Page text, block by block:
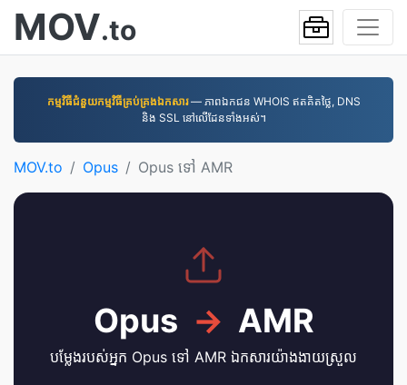
MOV.to
កម្មវិធី​ជំនួយ​កម្មវិធី​គ្រប់គ្រង​ឯកសារ— ភាពឯកជន WHOIS ឥតគិតថ្លៃ, DNS
និង SSL នៅលើដែនទាំងអស់។
MOV.to Opus Opus ទៅ AMR
Opus → AMR
បម្លែងរបស់អ្នក Opus ទៅ AMR ឯកសារយ៉ាងងាយស្រួល